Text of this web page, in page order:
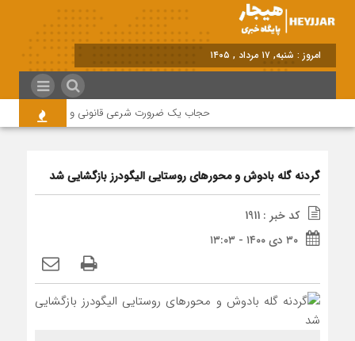
امروز : شنبه, ۱۷ مرداد , ۱۴۰۵
حجاب یک ضرورت شرعی قانونی و همه در این
گردنه گله بادوش و محورهای روستایی الیگودرز بازگشایی شد
کد خبر : 1911
۳۰ دی ۱۴۰۰ - ۱۳:۰۳